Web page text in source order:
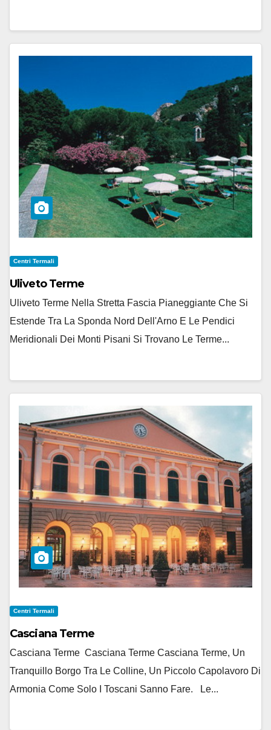
Centri Termali
Uliveto Terme
Uliveto Terme Nella Stretta Fascia Pianeggiante Che Si
Estende Tra La Sponda Nord Dell'Arno E Le Pendici
Meridionali Dei Monti Pisani Si Trovano Le Terme...
Centri Termali
Casciana Terme
Casciana Terme Casciana Terme Casciana Terme, Un
Tranquillo Borgo Tra Le Colline, Un Piccolo Capolavoro Di
Armonia Come Solo I Toscani Sanno Fare. Le...